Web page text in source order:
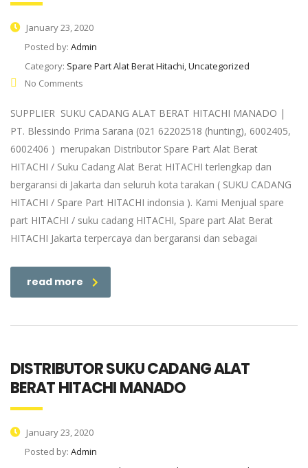
January 23, 2020
Posted by: Admin
Category: Spare Part Alat Berat Hitachi, Uncategorized
No Comments
SUPPLIER SUKU CADANG ALAT BERAT HITACHI MANADO |
PT. Blessindo Prima Sarana (021 62202518 (hunting), 6002405,
6002406 ) merupakan Distributor Spare Part Alat Berat
HITACHI / Suku Cadang Alat Berat HITACHI terlengkap dan
bergaransi di Jakarta dan seluruh kota tarakan ( SUKU CADANG
HITACHI / Spare Part HITACHI indonsia ). Kami Menjual spare
part HITACHI / suku cadang HITACHI, Spare part Alat Berat
HITACHI Jakarta terpercaya dan bergaransi dan sebagai
read more
DISTRIBUTOR SUKU CADANG ALAT
BERAT HITACHI MANADO
January 23, 2020
Posted by: Admin